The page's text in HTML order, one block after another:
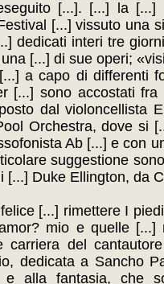
[...]. [...] la
[...] vissuto una
dedicati interi tre
[...] di sue operi;
a capo di differenti
[...] sono accostati
dal violoncellista
Orchestra, dove si
Ab [...] e con
suggestione
[...] Duke Ellington, da
[...] rimettere I
mio e quelle [...]
carriera del
dedicata a Sancho
alla fantasia, che